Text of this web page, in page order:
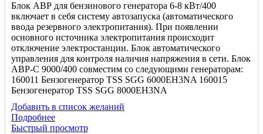
Блок АВР для бензинового генератора 6-8 кВт/400
включает в себя систему автозапуска (автоматического
ввода резервного электропитания). При появлении
основного источника электропитания происходит
отключение электростанции. Блок автоматического
управления для контроля наличия напряжения в сети. Блок
АВР-С 9000/400 совместим со следующими генераторам:
160011 Бензогенератор TSS SGG 6000EH3NA 160015
Бензогенератор TSS SGG 8000EH3NA
Добавить в список желаний
Подробнее
Быстрый просмотр